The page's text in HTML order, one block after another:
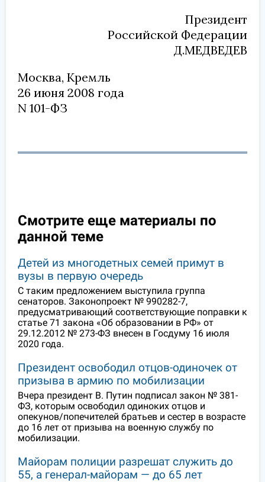
Президент
Российской Федерации
Д.МЕДВЕДЕВ
Москва, Кремль
26 июня 2008 года
N 101-ФЗ
Смотрите еще материалы по
данной теме
Детей из многодетных семей примут в
вузы в первую очередь
С таким предложением выступила группа
сенаторов. Законопроект № 990282-7,
предусматривающий соответствующие поправки к
статье 71 закона «Об образовании в РФ» от
29.12.2012 № 273-ФЗ внесен в Госдуму 16 июля
2020 года.
Президент освободил отцов-одиночек от
призыва в армию по мобилизации
Вчера президент В. Путин подписал закон № 381-
ФЗ, которым освободил одиноких отцов и
опекунов/попечителей братьев и сестер в возрасте
до 16 лет от призыва на военную службу по
мобилизации.
Майорам полиции разрешат служить до
55, а генерал-майорам — до 65 лет